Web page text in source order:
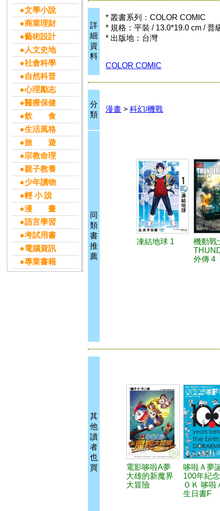
●文學小說
●商業理財
●藝術設計
●人文史地
●社會科學
●自然科普
●心理勵志
●醫療保健
●飲 食
●生活風格
●旅 遊
●宗教命理
●親子教養
●少年讀物
●輕 小 說
●漫 畫
●語言學習
●考試用書
●電腦資訊
●專業書籍
詳
細
資
料
* 叢書系列：COLOR COMIC
* 規格：平裝 / 13.0*19.0 cm / 普
* 出版地：台灣
COLOR COMIC
分
類
漫畫 > 科幻/機戰
同
類
書
推
薦
凍結地球 1
機動戰
外傳 4
其
他
讀
者
也
買
電影哆啦A夢
大雄的新魔界
大冒險
哆啦Ａ夢
100年紀
ＯＫ 哆啦
生日書F